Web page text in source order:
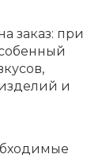
заказ: при
и